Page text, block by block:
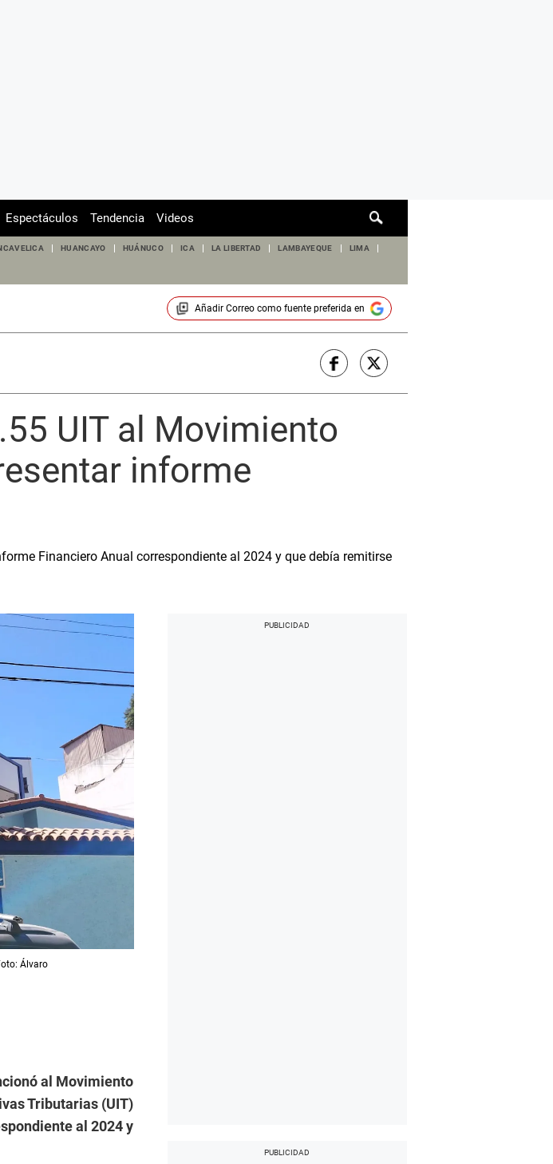
de
Espectáculos Tendencia Videos
HUANCAYO HUÁNUCO ICA LA LIBERTAD LAMBAYEQUE LIMA
Añadir Correocomo fuente preferida en
UIT al Movimiento
informe
Financiero Anual correspondiente al 2024 y que debía remitirse
Álvaro
al Movimiento
Tributarias (UIT)
al 2024 y